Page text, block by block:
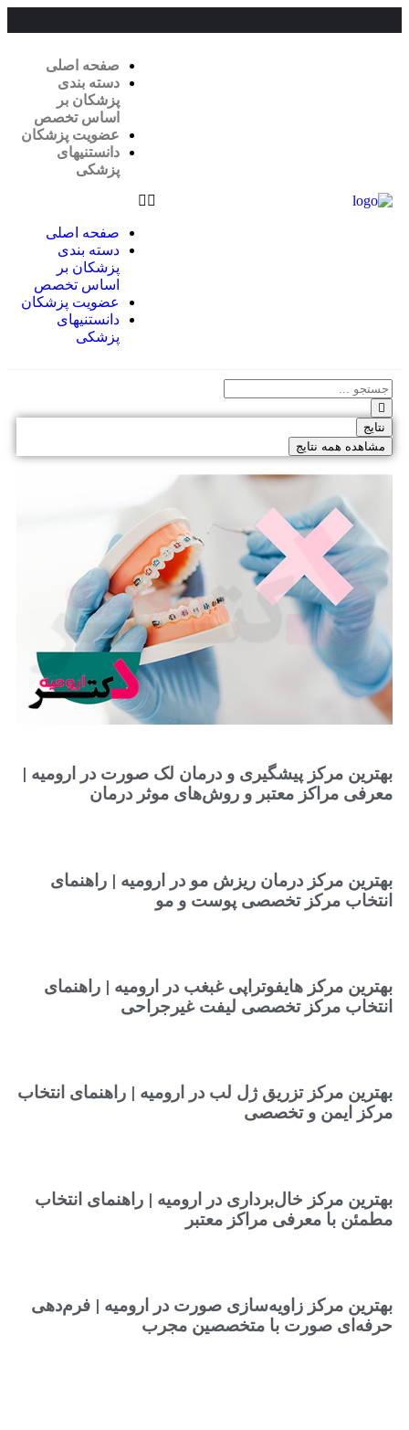
صفحه اصلی
دسته بندی
پزشکان بر
اساس تخصص
عضویت پزشکان
دانستنیهای
پزشکی
صفحه اصلی
دسته بندی
پزشکان بر
اساس تخصص
عضویت پزشکان
دانستنیهای
پزشکی
نتایج
مشاهده همه نتایج
بهترین مرکز پیشگیری و درمان لک صورت در ارومیه |
معرفی مراکز معتبر و روش‌های موثر درمان
بهترین مرکز درمان ریزش مو در ارومیه | راهنمای
انتخاب مرکز تخصصی پوست و مو
بهترین مرکز هایفوتراپی غبغب در ارومیه | راهنمای
انتخاب مرکز تخصصی لیفت غیرجراحی
بهترین مرکز تزریق ژل لب در ارومیه | راهنمای انتخاب
مرکز ایمن و تخصصی
بهترین مرکز خال‌برداری در ارومیه | راهنمای انتخاب
مطمئن با معرفی مراکز معتبر
بهترین مرکز زاویه‌سازی صورت در ارومیه | فرم‌دهی
حرفه‌ای صورت با متخصصین مجرب